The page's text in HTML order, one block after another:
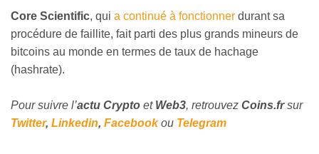
Core Scientific, qui a continué à fonctionner durant sa
procédure de faillite, fait parti des plus grands mineurs de
bitcoins au monde en termes de taux de hachage
(hashrate).
Pour suivre l’actu Crypto et Web3, retrouvez Coins.frsur
Twitter, Linkedin, Facebookou Telegram